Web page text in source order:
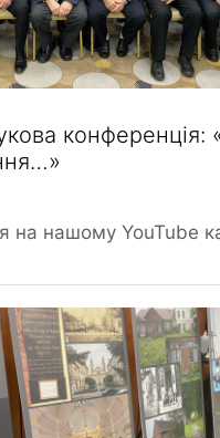
конференція:
на нашому YouTube